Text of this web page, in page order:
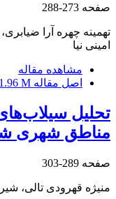
صفحه 273-288
تهمینه چهره آرا
امینی نیا
مشاهده مقاله
اصل مقاله 1.96 M
تحلیل
مناطق شهری
صفحه 289-303
منیژه قهرودی تالی،